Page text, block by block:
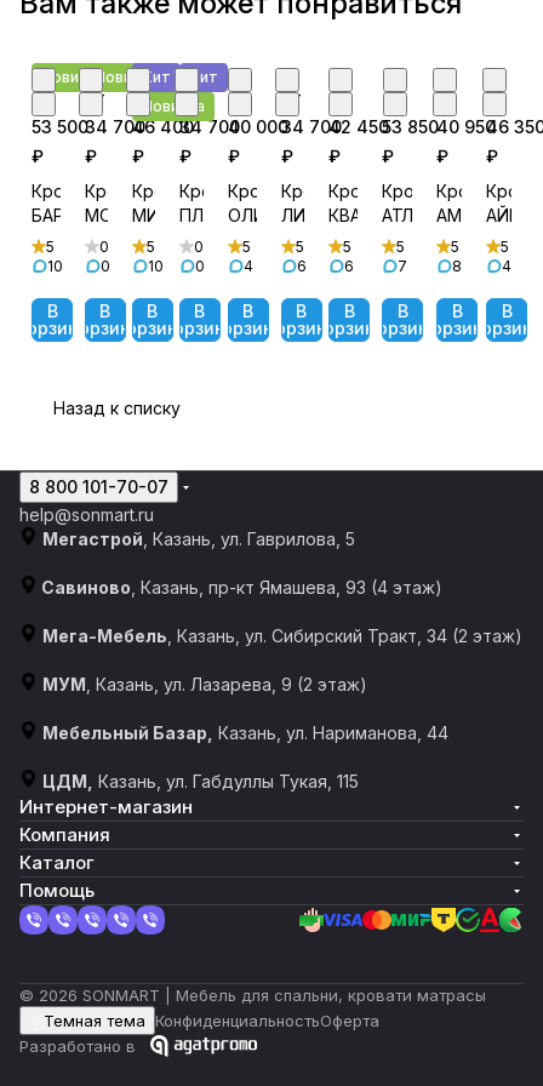
Новинка
от
53 500
₽
Кровать
БАРТОН
5
10
В
корзину
Новинка
от
34 700
₽
Кровать
МОНА
0
0
В
корзину
Хит
Новинка
от
46 400
₽
Кровать
МИЯ
5
10
В
корзину
Хит
от
34 700
₽
Кровать
ПЛАЗА
0
0
В
корзину
от
40 000
₽
Кровать
ОЛИВИЯ
5
4
В
корзину
от
34 700
₽
Кровать
ЛИРА
5
6
В
корзину
от
42 450
₽
Кровать
КВАДРО
5
6
В
корзину
от
53 850
₽
Кровать
АТЛАНТА
5
7
В
корзину
от
40 950
₽
Кровать
АМЕЛИ
5
8
В
корзину
от
46
₽
5
4
В
корзину
Назад к списку
8 800 101-70-07
help@sonmart.ru
Мегастрой , Казань, ул. Гаврилова, 5
Савиново , Казань, пр-кт Ямашева, 93 (4 этаж)
Мега-Мебель , Казань, ул. Сибирский Тракт, 34 (2 этаж)
МУМ , Казань, ул. Лазарева, 9 (2 этаж)
Мебельный Базар, Казань, ул. Нариманова, 44
ЦДМ, Казань, ул. Габдуллы Тукая, 115
Интернет-магазин
Компания
Каталог
Помощь
© 2026 SONMART | Мебель для спальни, кровати матрасы
Темная тема
КонфиденциальностьОферта
Разработано в